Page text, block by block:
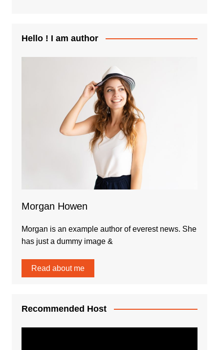
Hello ! I am author
Morgan Howen
Morgan is an example author of everest news. She
has just a dummy image &
Read about me
Recommended Host